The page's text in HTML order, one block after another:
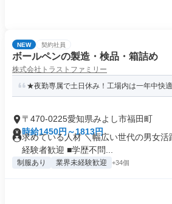
NEW 契約社員
ボールペンの製造・検品・箱詰め
株式会社トラストファミリー
★夜勤専属で土日休み！工場内は一年中快適
〒470-0225愛知県みよし市福田町
時給1450円～1813円
求めている人材 ＼幅広い世代の男女
経験者歓迎 ■学歴不問...
制服あり 業界未経験歓迎 +34個